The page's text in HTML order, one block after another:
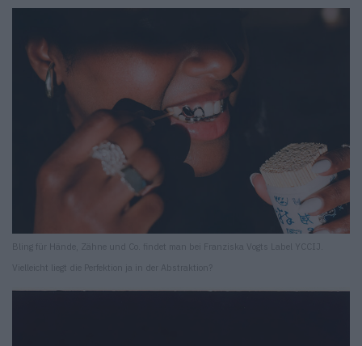
Bling für Hände, Zähne und Co. findet man bei Franziska Vogts Label YCCIJ.
Vielleicht liegt die Perfektion ja in der Abstraktion?